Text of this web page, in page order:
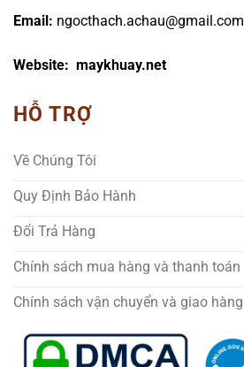
Email: ngocthach.achau@gmail.com
Website: maykhuay.net
HỖ TRỢ
Về Chúng Tôi
Quy Định Bảo Hành
Đổi Trả Hàng
Chính sách mua hàng và thanh toán
Chính sách vận chuyển và giao hàng